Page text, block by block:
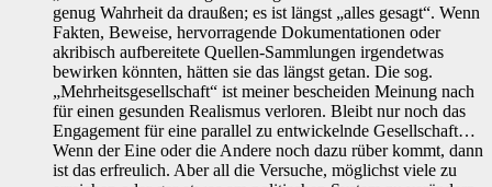
genug Wahrheit da draußen; es ist längst „alles gesagt“. Wenn
Fakten, Beweise, hervorragende Dokumentationen oder
akribisch aufbereitete Quellen-Sammlungen irgendetwas
bewirken könnten, hätten sie das längst getan. Die sog.
„Mehrheitsgesellschaft“ ist meiner bescheiden Meinung nach
für einen gesunden Realismus verloren. Bleibt nur noch das
Engagement für eine parallel zu entwickelnde Gesellschaft…
Wenn der Eine oder die Andere noch dazu rüber kommt, dann
ist das erfreulich. Aber all die Versuche, möglichst viele zu